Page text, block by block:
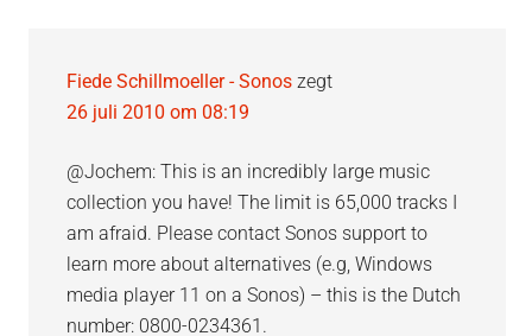
Fiede Schillmoeller - Sonos zegt
26 juli 2010 om 08:19
@Jochem: This is an incredibly large music
collection you have! The limit is 65,000 tracks I
am afraid. Please contact Sonos support to
learn more about alternatives (e.g, Windows
media player 11 on a Sonos) – this is the Dutch
number: 0800-0234361.